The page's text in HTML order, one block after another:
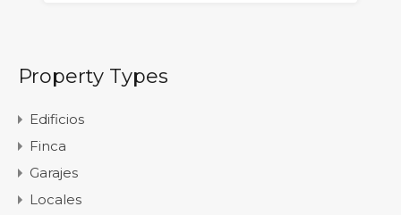
Property Types
Edificios
Finca
Garajes
Locales